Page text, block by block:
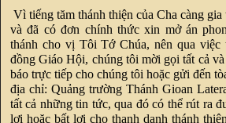
Vì tiếng tăm thánh thiện của Cha càng
và đã có đơn chính thức xin mở án
thánh cho vị Tôi Tớ Chúa, nên qua việc
đồng Giáo Hội, chúng tôi mời gọi tất cả
báo trực tiếp cho chúng tôi hoặc gửi đến
địa chỉ: Quảng trường Thánh Gioan
tất cả những tin tức, qua đó có thể rút ra
lợi hoặc bất lợi cho thanh danh thánh